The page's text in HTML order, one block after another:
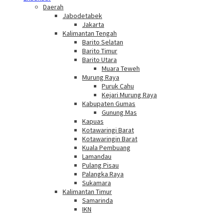
Daerah
Jabodetabek
Jakarta
Kalimantan Tengah
Barito Selatan
Barito Timur
Barito Utara
Muara Teweh
Murung Raya
Puruk Cahu
Kejari Murung Raya
Kabupaten Gumas
Gunung Mas
Kapuas
Kotawaringi Barat
Kotawaringin Barat
Kuala Pembuang
Lamandau
Pulang Pisau
Palangka Raya
Sukamara
Kalimantan Timur
Samarinda
IKN